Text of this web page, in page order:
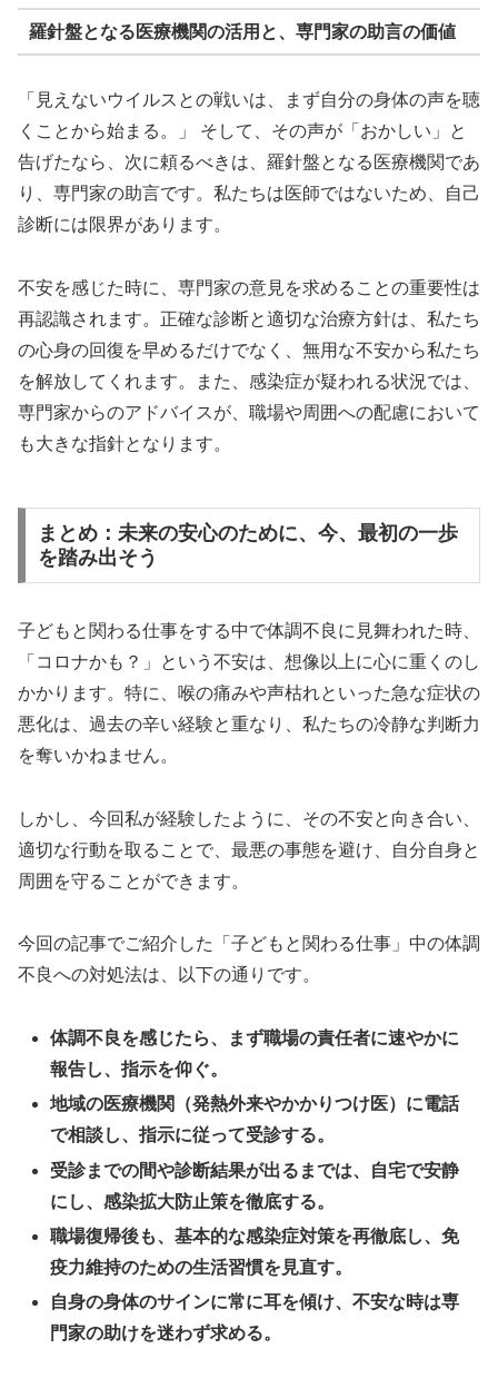
羅針盤となる医療機関の活用と、専門家の助言の価値
「見えないウイルスとの戦いは、まず自分の身体の声を聴
くことから始まる。」 そして、その声が「おかしい」と
告げたなら、次に頼るべきは、羅針盤となる医療機関であ
り、専門家の助言です。私たちは医師ではないため、自己
診断には限界があります。
不安を感じた時に、専門家の意見を求めることの重要性は
再認識されます。正確な診断と適切な治療方針は、私たち
の心身の回復を早めるだけでなく、無用な不安から私たち
を解放してくれます。また、感染症が疑われる状況では、
専門家からのアドバイスが、職場や周囲への配慮において
も大きな指針となります。
まとめ：未来の安心のために、今、最初の一歩
を踏み出そう
子どもと関わる仕事をする中で体調不良に見舞われた時、
「コロナかも？」という不安は、想像以上に心に重くのし
かかります。特に、喉の痛みや声枯れといった急な症状の
悪化は、過去の辛い経験と重なり、私たちの冷静な判断力
を奪いかねません。
しかし、今回私が経験したように、その不安と向き合い、
適切な行動を取ることで、最悪の事態を避け、自分自身と
周囲を守ることができます。
今回の記事でご紹介した「子どもと関わる仕事」中の体調
不良への対処法は、以下の通りです。
体調不良を感じたら、まず職場の責任者に速やかに
報告し、指示を仰ぐ。
地域の医療機関（発熱外来やかかりつけ医）に電話
で相談し、指示に従って受診する。
受診までの間や診断結果が出るまでは、自宅で安静
にし、感染拡大防止策を徹底する。
職場復帰後も、基本的な感染症対策を再徹底し、免
疫力維持のための生活習慣を見直す。
自身の身体のサインに常に耳を傾け、不安な時は専
門家の助けを迷わず求める。